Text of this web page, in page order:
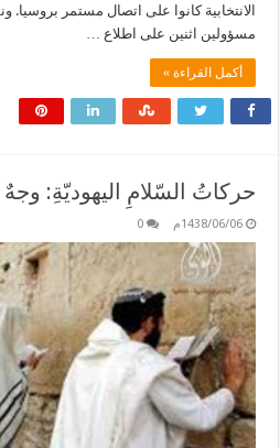
الانتخابية كانوا على اتصال مستمر
مسؤولين اثنين على اطلاع …
أكمل القراءة »
حركاتُ السّلامِ اليهوديّةِ: وجهٌ
1438/06/06م 0